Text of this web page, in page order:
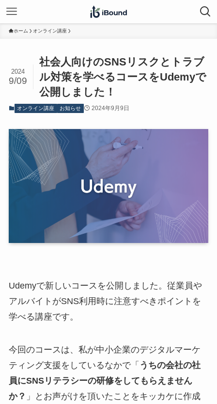
ホーム オンライン講座
社会人向けのSNSリスクとトラブ
ル対策を学べるコースをUdemyで
公開しました！
2024
9/09
オンライン講座 お知らせ 2024年9月9日
Udemyで新しいコースを公開しました。従業員や
アルバイトがSNS利用時に注意すべきポイントを
学べる講座です。
今回のコースは、私が中小企業のデジタルマーケ
ティング支援をしているなかで「 うちの会社の社
員にSNSリテラシーの研修をしてもらえません
か？ 」とお声がけを頂いたことをキッカケに作成